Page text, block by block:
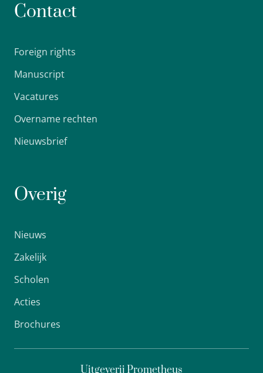
Contact
Foreign rights
Manuscript
Vacatures
Overname rechten
Nieuwsbrief
Overig
Nieuws
Zakelijk
Scholen
Acties
Brochures
Uitgeverij Prometheus